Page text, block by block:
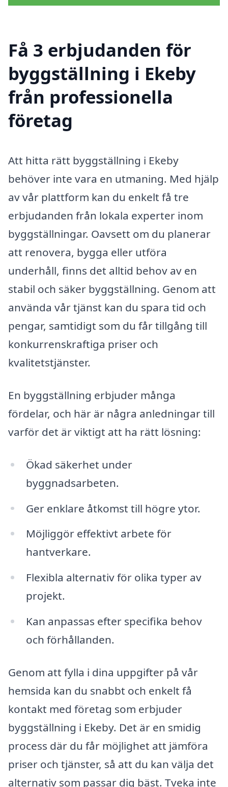
Få 3 erbjudanden för
byggställning i Ekeby
från professionella
företag
Att hitta rätt byggställning i Ekeby
behöver inte vara en utmaning. Med hjälp
av vår plattform kan du enkelt få tre
erbjudanden från lokala experter inom
byggställningar. Oavsett om du planerar
att renovera, bygga eller utföra
underhåll, finns det alltid behov av en
stabil och säker byggställning. Genom att
använda vår tjänst kan du spara tid och
pengar, samtidigt som du får tillgång till
konkurrenskraftiga priser och
kvalitetstjänster.
En byggställning erbjuder många
fördelar, och här är några anledningar till
varför det är viktigt att ha rätt lösning:
Ökad säkerhet under
byggnadsarbeten.
Ger enklare åtkomst till högre ytor.
Möjliggör effektivt arbete för
hantverkare.
Flexibla alternativ för olika typer av
projekt.
Kan anpassas efter specifika behov
och förhållanden.
Genom att fylla i dina uppgifter på vår
hemsida kan du snabbt och enkelt få
kontakt med företag som erbjuder
byggställning i Ekeby. Det är en smidig
process där du får möjlighet att jämföra
priser och tjänster, så att du kan välja det
alternativ som passar dig bäst. Tveka inte